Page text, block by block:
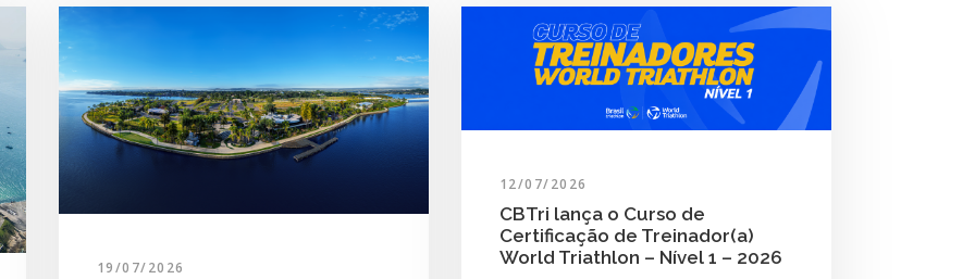
19/07/2026
12/07/2026
CBTri lança o Curso de
Certificação de Treinador(a)
World Triathlon – Nível 1 – 2026